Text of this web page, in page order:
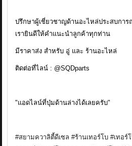
ปรึกษาผู้เชี่ยวชาญด้านอะไหล่ประสบการ
เรายินดีให้คำแนะนำลูกค้าทุกท่าน
มีราคาส่ง สำหรับ อู่ และ ร้านอะไหล่
ติดต่อที่ไลน์ : @SQDparts
"แอดไลน์ที่ปุ่มด้านล่างได้เลยครับ"
#สยามควาลิตี้ดีเซล #ร้านเทอร์โบ #เทอร์